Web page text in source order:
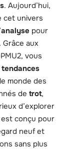
. Aujourd’hui,
cet univers
analyse pour
. Grâce aux
vous
tendances
monde des
de trot,
d’explorer
conçu pour
neuf et
sans plus